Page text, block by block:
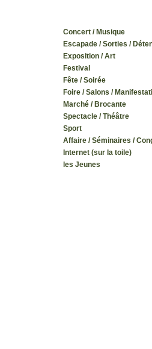
Concert / Musique
Escapade / Sorties /
Exposition / Art
Festival
Fête / Soirée
Foire / Salons /
Marché / Brocante
Spectacle / Théâtre
Sport
Affaire / Séminaires /
Internet (sur la toile)
les Jeunes